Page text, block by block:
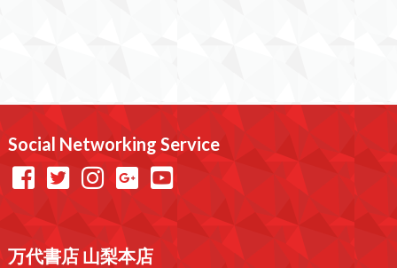
Social Networking Service
万代書店 山梨本店